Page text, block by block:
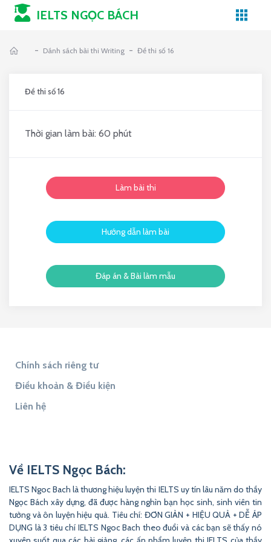
IELTS NGỌC BÁCH
- Dánh sách bài thi Writing - Đề thi số 16
Đề thi số 16
Thời gian làm bài: 60 phút
Làm bài thi
Hướng dẫn làm bài
Đáp án & Bài làm mẫu
Chính sách riêng tư
Điều khoản & Điều kiện
Liên hệ
Về IELTS Ngọc Bách:
IELTS Ngoc Bach là thương hiệu luyện thi IELTS uy tín lâu năm do thầy
Ngọc Bách xây dựng, đã được hàng nghìn bạn học sinh, sinh viên tin
tưởng và ôn luyện hiệu quả. Tiêu chí: ĐƠN GIẢN + HIỆU QUẢ + DỄ ÁP
DỤNG là 3 tiêu chí IELTS Ngoc Bach theo đuổi và các bạn sẽ thấy nó